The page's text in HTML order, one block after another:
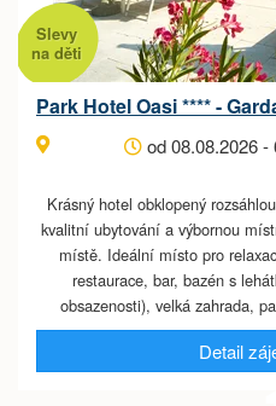
Slevy
na děti
Park Hotel Oasi **** -
od 08.08.2026 -
Krásný hotel obklopený
kvalitní ubytování a výbornou
místě. Ideální místo pro
restaurace, bar, bazén s
obsazenosti), velká zahrada,
Detail